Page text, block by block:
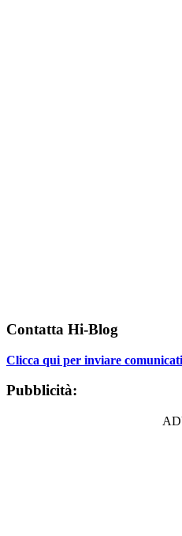
Contatta Hi-Blog
Clicca qui per inviare
Pubblicità: